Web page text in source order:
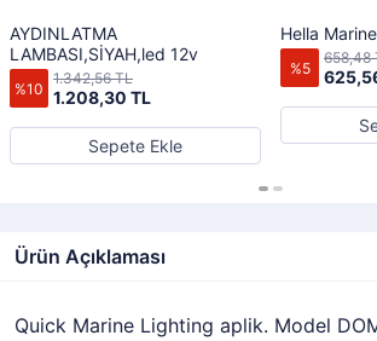
AYDINLATMA
LAMBASI,SİYAH,led 12v
%10 1.208,30 TL
1.342,56 TL
Sepete Ekle
Hella
%5
658,48
Ürün Açıklaması
Quick Marine Lighting aplik. Model